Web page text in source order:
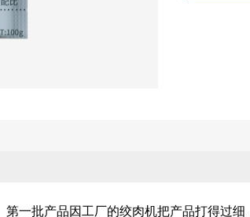
第一批产品因工厂的绞肉机把产品打得过